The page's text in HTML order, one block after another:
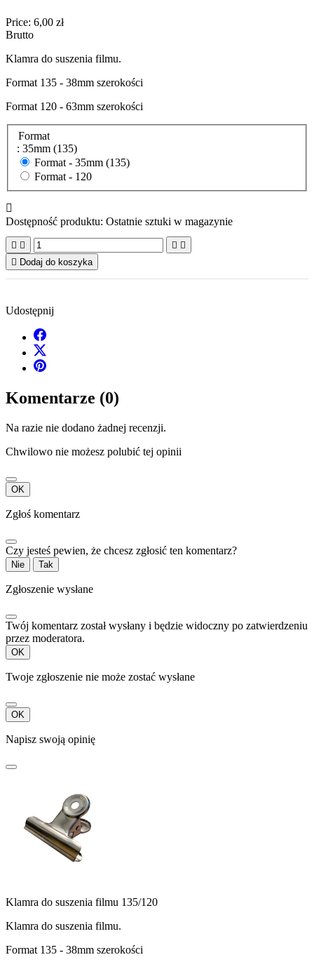
Price: 6,00 zł
Brutto
Klamra do suszenia filmu.
Format 135 - 38mm szerokości
Format 120 - 63mm szerokości
Format
: 35mm (135)
Format - 35mm (135)
Format - 120

Dostępność produktu: Ostatnie sztuki w magazynie
   
 Dodaj do koszyka
Udostępnij
Komentarze (0)
Na razie nie dodano żadnej recenzji.
Chwilowo nie możesz polubić tej opinii
OK
Zgłoś komentarz
Czy jesteś pewien, że chcesz zgłosić ten komentarz?
Nie Tak
Zgłoszenie wysłane
Twój komentarz został wysłany i będzie widoczny po zatwierdzeniu
przez moderatora.
OK
Twoje zgłoszenie nie może zostać wysłane
OK
Napisz swoją opinię
Klamra do suszenia filmu 135/120
Klamra do suszenia filmu.
Format 135 - 38mm szerokości